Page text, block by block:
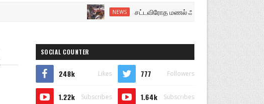
NEWS சட்டவிரோத மணல் அகழ்வு விசாரணைக்கு சென்ற
SOCIAL COUNTER
248k Likes 777 Followers
1.22k Subscribes 1.64k Subscribes